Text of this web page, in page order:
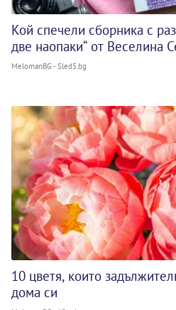
Кой спечели сборника с
две наопаки“ от Веселина
MelomanBG - Sled5.bg
10 цветя, които
дома си